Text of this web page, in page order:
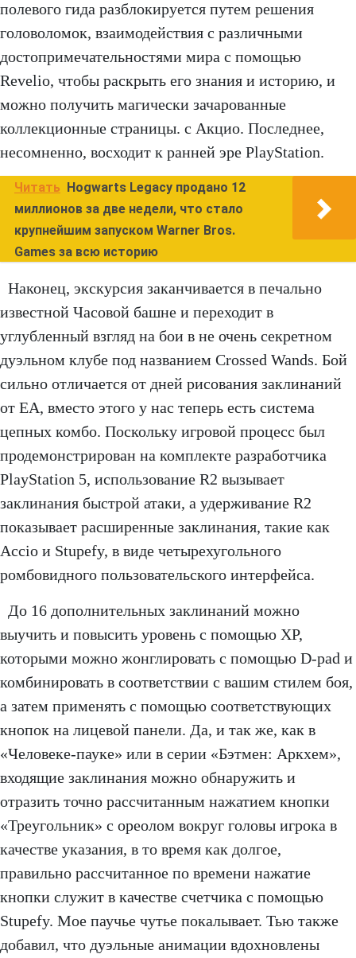
полевого гида разблокируется путем решения
головоломок, взаимодействия с различными
достопримечательностями мира с помощью
Revelio, чтобы раскрыть его знания и историю, и
можно получить магически зачарованные
коллекционные страницы. с Акцио. Последнее,
несомненно, восходит к ранней эре PlayStation.
Читать Hogwarts Legacy продано 12
миллионов за две недели, что стало
крупнейшим запуском Warner Bros.
Games за всю историю
Наконец, экскурсия заканчивается в печально
известной Часовой башне и переходит в
углубленный взгляд на бои в не очень секретном
дуэльном клубе под названием Crossed Wands. Бой
сильно отличается от дней рисования заклинаний
от EA, вместо этого у нас теперь есть система
цепных комбо. Поскольку игровой процесс был
продемонстрирован на комплекте разработчика
PlayStation 5, использование R2 вызывает
заклинания быстрой атаки, а удерживание R2
показывает расширенные заклинания, такие как
Accio и Stupefy, в виде четырехугольного
ромбовидного пользовательского интерфейса.
До 16 дополнительных заклинаний можно
выучить и повысить уровень с помощью XP,
которыми можно жонглировать с помощью D-pad и
комбинировать в соответствии с вашим стилем боя,
а затем применять с помощью соответствующих
кнопок на лицевой панели. Да, и так же, как в
«Человеке-пауке» или в серии «Бэтмен: Аркхем»,
входящие заклинания можно обнаружить и
отразить точно рассчитанным нажатием кнопки
«Треугольник» с ореолом вокруг головы игрока в
качестве указания, в то время как долгое,
правильно рассчитанное по времени нажатие
кнопки служит в качестве счетчика с помощью
Stupefy. Мое паучье чутье покалывает. Тью также
добавил, что дуэльные анимации вдохновлены